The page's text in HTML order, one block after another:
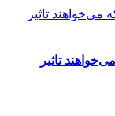
تاثیر